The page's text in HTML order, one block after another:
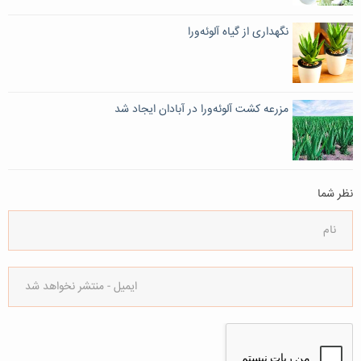
نگهداری از گیاه آلوئه‌ورا
مزرعه کشت آلوئه‌ورا در آبادان ایجاد شد
نظر شما